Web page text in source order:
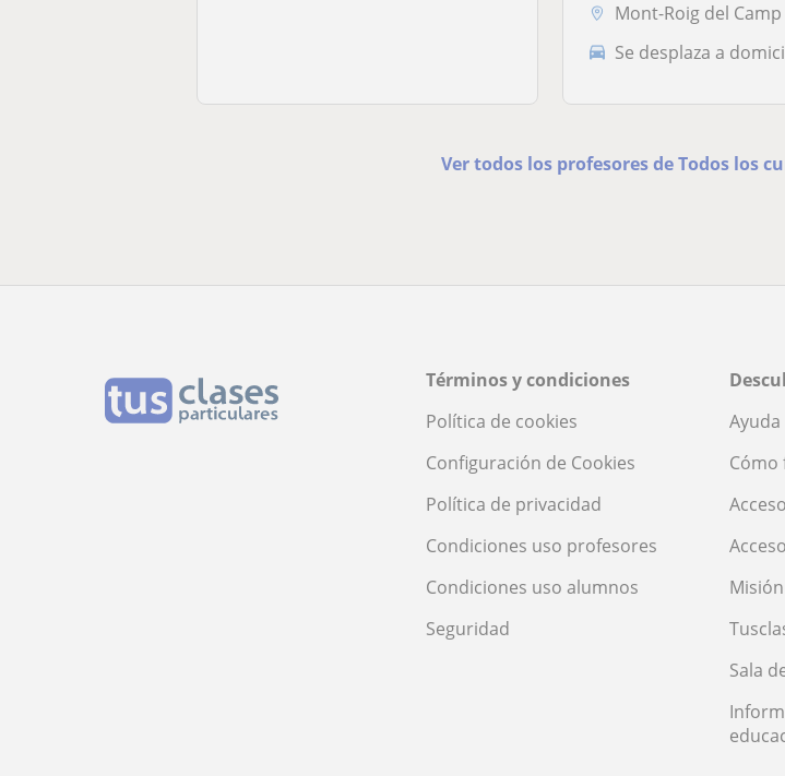
Mont-Roig del Camp
Se desplaza a
Ver todos los profesores de Todos los
Términos y condiciones
Política de cookies
Configuración de Cookies
Política de privacidad
Condiciones uso profesores
Condiciones uso alumnos
Seguridad
Ayuda
Cómo
Sala